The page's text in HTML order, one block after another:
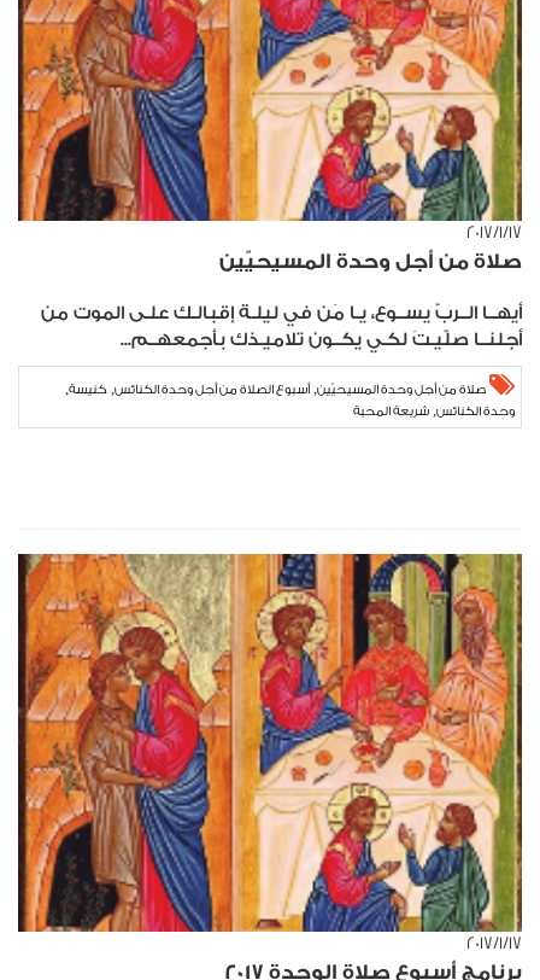
١٧‏/١‏/٢٠١٧
صلاة من أجل وحدة المسيحيّين
أيهــا الــربّ يســوع، يـا مَن في ليلـة إقبالـك علـى الموت من
أجلنــا صلّيـتَ لكـي يكــون تلاميـذك بأجمعهــم...
صلاة من أجل وحدة المسيحيّين,أسبوع الصلاة من أجل وحدة الكنائس, كنيسة,
وحدة الكنائس, شريعة المحبة
١٧‏/١‏/٢٠١٧
برنامج أسبوع صلاة الوحدة 2017